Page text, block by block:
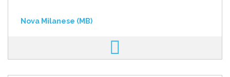
Nova Milanese (MB)